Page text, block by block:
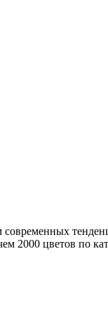
цветов по